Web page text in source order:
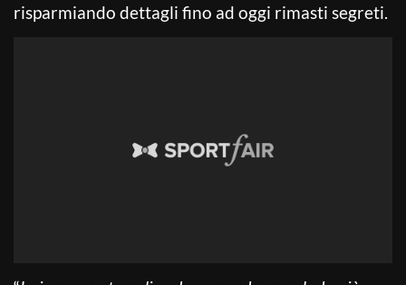
risparmiando dettagli fino ad oggi rimasti segreti.